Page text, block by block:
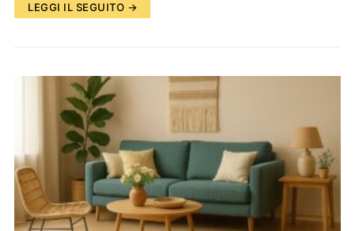
LEGGI IL SEGUITO →